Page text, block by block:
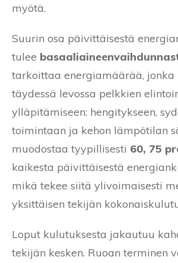
myötä.
Suurin osa päivittäisestä
tulee
tarkoittaa energiamäärää, jonka
täydessä levossa pelkkien
ylläpitämiseen: hengitykseen,
toimintaan ja kehon lämpötilan
muodostaa tyypillisesti 60, 75
kaikesta päivittäisestä
mikä tekee siitä ylivoimaisesti
yksittäisen tekijän
Loput kulutuksesta jakautuu
tekijän kesken. Ruoan terminen